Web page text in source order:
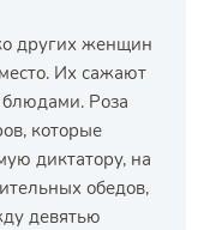
других женщин
Их сажают
Роза
которые
диктатору, на
обедов,
девятью